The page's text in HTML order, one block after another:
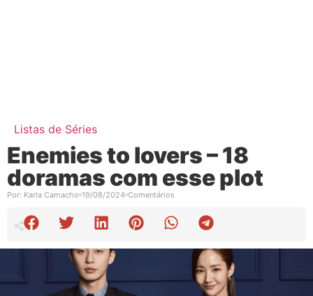
Listas de Séries
Enemies to lovers – 18
doramas com esse plot
Por: Karla Camacho 19/08/2024 Comentários